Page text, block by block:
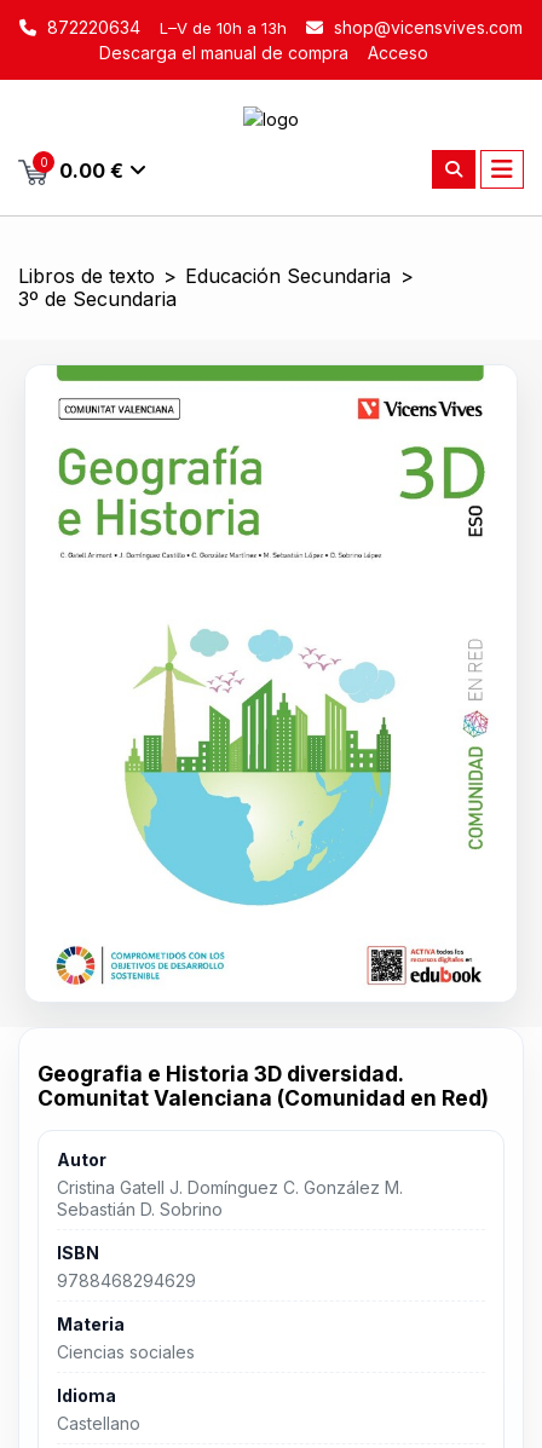
872220634 L–V de 10h a 13h
shop@vicensvives.com
Descarga el manual de compra
Acceso
0 0.00 €
Libros de texto > Educación Secundaria >
3º de Secundaria
Geografia e Historia 3D diversidad.
Comunitat Valenciana (Comunidad en Red)
Autor
Cristina Gatell J. Domínguez C. González M.
Sebastián D. Sobrino
ISBN
9788468294629
Materia
Ciencias sociales
Idioma
Castellano